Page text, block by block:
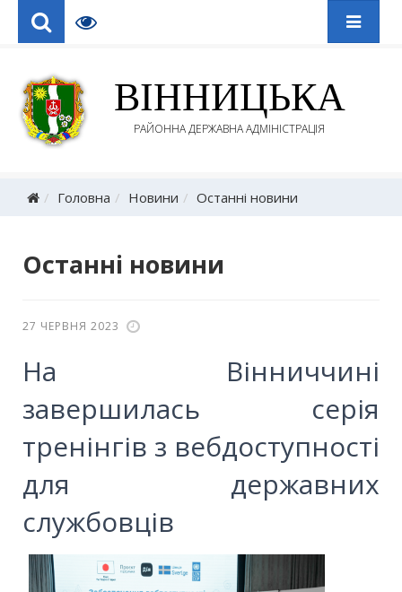
ВІННИЦЬКА
РАЙОННА ДЕРЖАВНА АДМІНІСТРАЦІЯ
Головна Новини Останні новини
Останні новини
27 ЧЕРВНЯ 2023
На Вінниччині
завершилась серія
тренінгів з вебдоступності
для державних
службовців